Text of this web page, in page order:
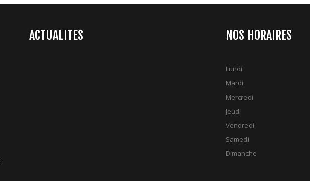
ACTUALITES NOS HORAIRES
Lundi
Mardi
Mercredi
Jeudi
Vendredi
Samedi
Dimanche